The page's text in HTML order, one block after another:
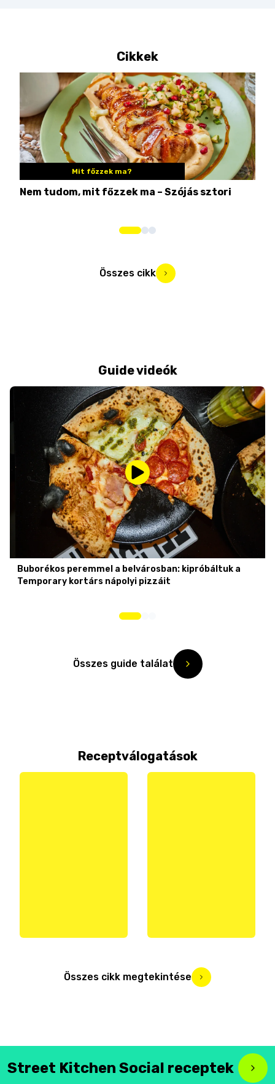
Cikkek
Mit főzzek ma?
Nem tudom, mit főzzek ma – Szójás sztori
Összes cikk
Guide videók
Buborékos peremmel a belvárosban: kipróbáltuk a
Temporary kortárs nápolyi pizzáit
Összes guide találat
Receptválogatások
Összes cikk megtekintése
Street Kitchen Social receptek